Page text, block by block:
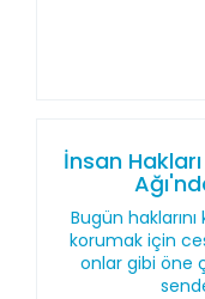
İnsan
Bugün
korumak için
onlar gibi öne